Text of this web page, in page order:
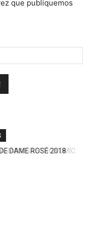
que publiquemos
GASTRONÓMICA